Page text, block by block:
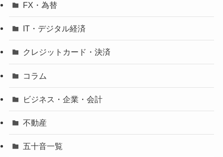
FX・為替
IT・デジタル経済
クレジットカード・決済
コラム
ビジネス・企業・会計
不動産
五十音一覧